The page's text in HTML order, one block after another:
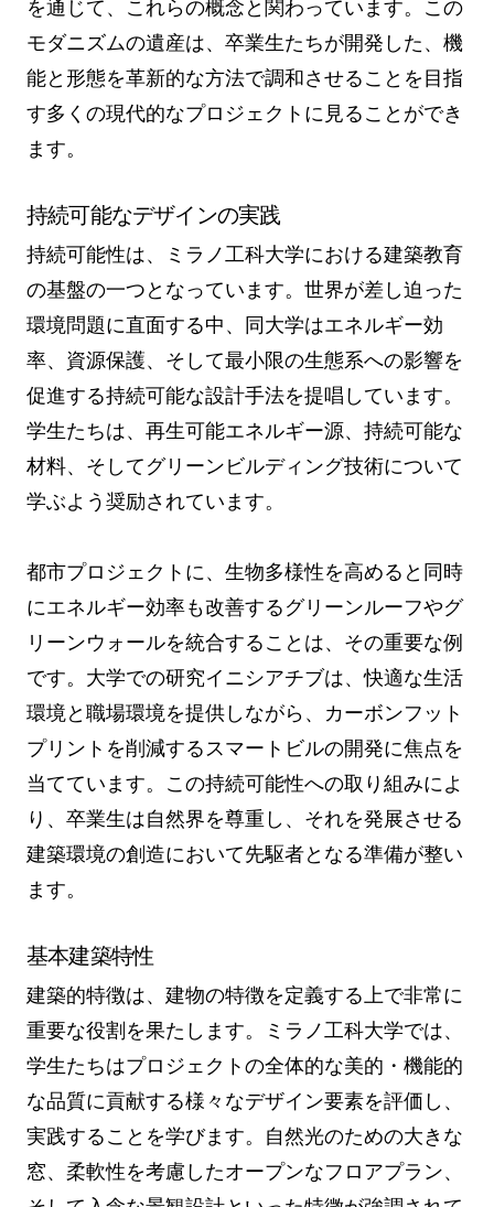
を通じて、これらの概念と関わっています。この
モダニズムの遺産は、卒業生たちが開発した、機
能と形態を革新的な方法で調和させることを目指
す多くの現代的なプロジェクトに見ることができ
ます。
持続可能なデザインの実践
持続可能性は、ミラノ工科大学における建築教育
の基盤の一つとなっています。世界が差し迫った
環境問題に直面する中、同大学はエネルギー効
率、資源保護、そして最小限の生態系への影響を
促進する持続可能な設計手法を提唱しています。
学生たちは、再生可能エネルギー源、持続可能な
材料、そしてグリーンビルディング技術について
学ぶよう奨励されています。
都市プロジェクトに、生物多様性を高めると同時
にエネルギー効率も改善するグリーンルーフやグ
リーンウォールを統合することは、その重要な例
です。大学での研究イニシアチブは、快適な生活
環境と職場環境を提供しながら、カーボンフット
プリントを削減するスマートビルの開発に焦点を
当てています。この持続可能性への取り組みによ
り、卒業生は自然界を尊重し、それを発展させる
建築環境の創造において先駆者となる準備が整い
ます。
基本建築特性
建築的特徴は、建物の特徴を定義する上で非常に
重要な役割を果たします。ミラノ工科大学では、
学生たちはプロジェクトの全体的な美的・機能的
な品質に貢献する様々なデザイン要素を評価し、
実践することを学びます。自然光のための大きな
窓、柔軟性を考慮したオープンなフロアプラン、